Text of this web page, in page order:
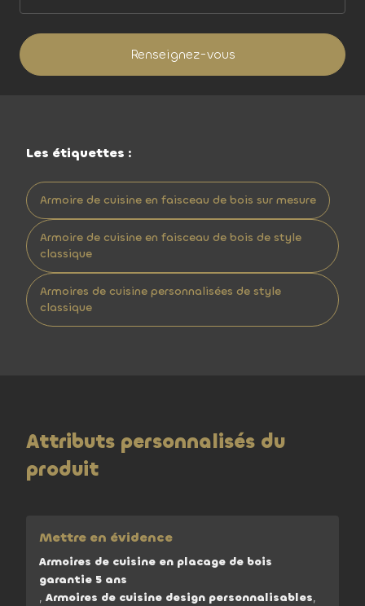
Renseignez-vous
Les étiquettes :
Armoire de cuisine en faisceau de bois sur mesure
Armoire de cuisine en faisceau de bois de style
classique
Armoires de cuisine personnalisées de style
classique
Attributs personnalisés du
produit
Mettre en évidence
Armoires de cuisine en placage de bois
garantie 5 ans
, Armoires de cuisine design personnalisables,